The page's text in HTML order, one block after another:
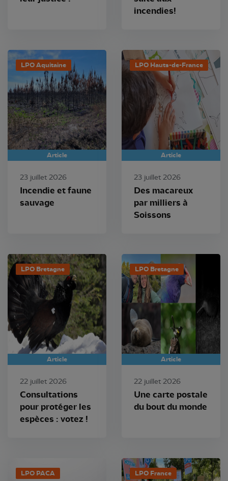
incendies!
LPO Aquitaine
Article
23 juillet 2026
Incendie et faune
sauvage
LPO Hauts-de-France
Article
23 juillet 2026
Des macareux
par milliers à
Soissons
LPO Bretagne
Article
22 juillet 2026
Consultations
pour protéger les
espèces : votez !
LPO Bretagne
Article
22 juillet 2026
Une carte postale
du bout du monde
LPO PACA LPO France